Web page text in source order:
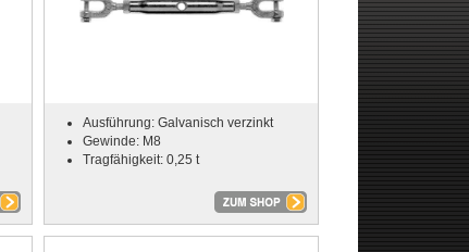
Ausführung: Galvanisch verzinkt
Gewinde: M8
Tragfähigkeit: 0,25 t